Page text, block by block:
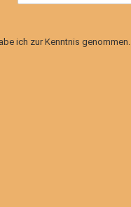
ich zur Kenntnis genommen.